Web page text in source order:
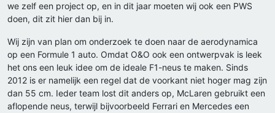
we zelf een project op, en in dit jaar moeten wij ook een PWS
doen, dit zit hier dan bij in.
Wij zijn van plan om onderzoek te doen naar de aerodynamica
op een Formule 1 auto. Omdat O&O ook een ontwerpvak is leek
het ons een leuk idee om de ideale F1-neus te maken. Sinds
2012 is er namelijk een regel dat de voorkant niet hoger mag zijn
dan 55 cm. Ieder team lost dit anders op, McLaren gebruikt een
aflopende neus, terwijl bijvoorbeeld Ferrari en Mercedes een